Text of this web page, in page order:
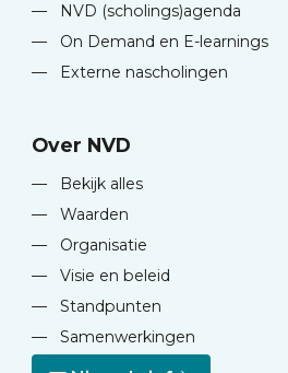
—
NVD (scholings)agenda
—
On Demand en E-learnings
—
Externe nascholingen
Over NVD
—
Bekijk alles
—
Waarden
—
Organisatie
—
Visie en beleid
—
Standpunten
—
Samenwerkingen